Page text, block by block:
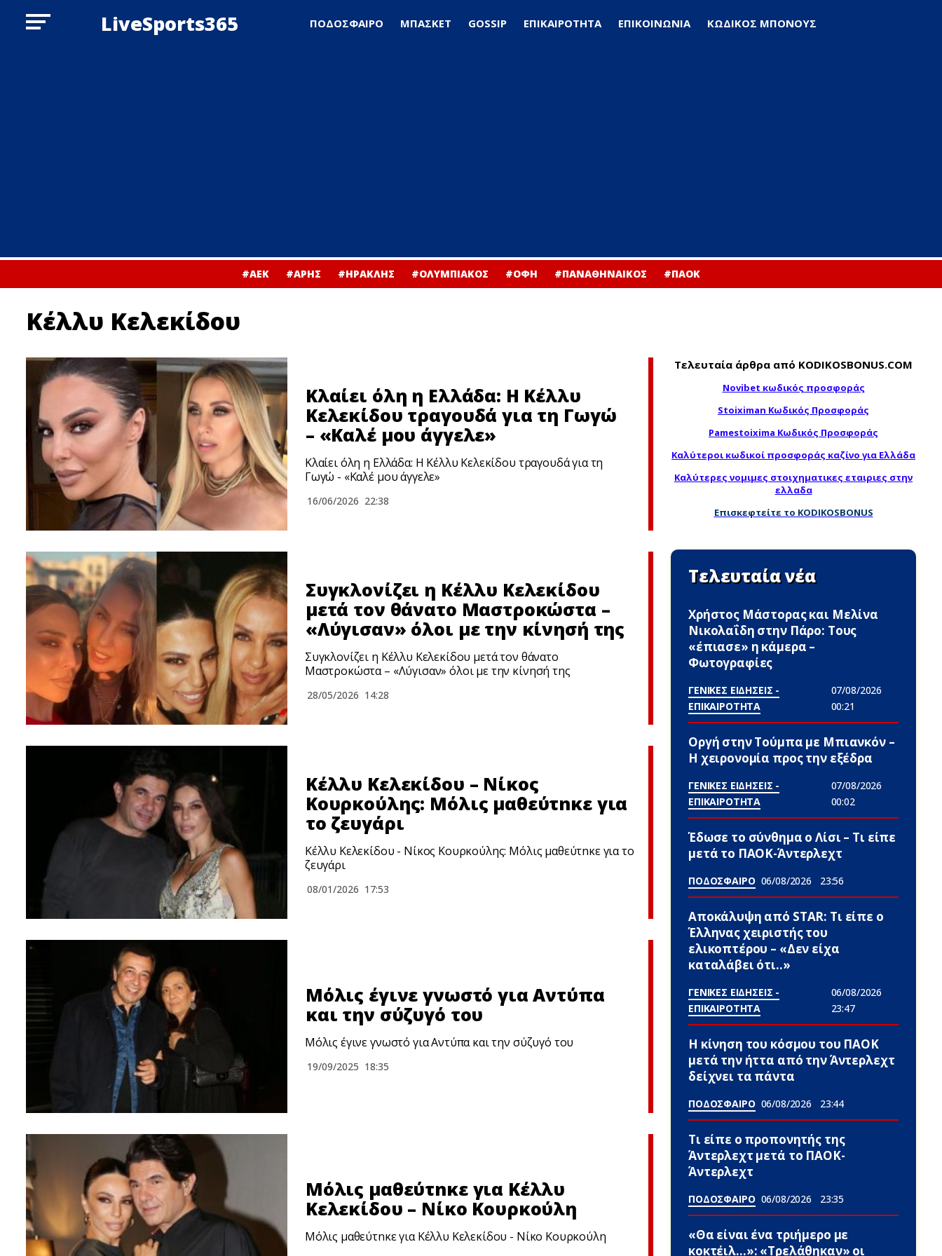
LiveSports365 ΠΟΔΟΣΦΑΙΡΟ ΜΠΑΣΚΕΤ GOSSIP ΕΠΙΚΑΙΡΟΤΗΤΑ ΕΠΙΚΟΙΝΩΝΙΑ ΚΩΔΙΚΟΣ ΜΠΟΝΟΥΣ
#ΑΕΚ #ΑΡΗΣ #ΗΡΑΚΛΗΣ #ΟΛΥΜΠΙΑΚΟΣ #ΟΦΗ #ΠΑΝΑΘΗΝΑΙΚΟΣ #ΠΑΟΚ
Κέλλυ Κελεκίδου
Κλαίει όλη η Ελλάδα: Η Κέλλυ
Κελεκίδου τραγουδά για τη Γωγώ
– «Καλέ μου άγγελε»
Κλαίει όλη η Ελλάδα: Η Κέλλυ Κελεκίδου τραγουδά για τη
Γωγώ - «Καλέ μου άγγελε»
16/06/2026 22:38
Συγκλονίζει η Κέλλυ Κελεκίδου
μετά τον θάνατο Μαστροκώστα –
«Λύγισαν» όλοι με την κίνησή της
Συγκλονίζει η Κέλλυ Κελεκίδου μετά τον θάνατο
Μαστροκώστα – «Λύγισαν» όλοι με την κίνησή της
28/05/2026 14:28
Κέλλυ Κελεκίδου – Νίκος
Κουρκούλης: Μόλις μαθεύτnκε για
το ζευγάρι
Κέλλυ Κελεκίδου - Νίκος Κουρκούλης: Μόλις μαθεύτnκε για το
ζευγάρι
08/01/2026 17:53
Μόλις έγινε γνωστό για Αντύπα
και την σύζυγό του
Μόλις έγινε γνωστό για Αντύπα και την σύζυγό του
19/09/2025 18:35
Μόλις μαθεύτnκε για Κέλλυ
Κελεκίδου – Νίκο Κουρκούλη
Μόλις μαθεύτnκε για Κέλλυ Κελεκίδου - Νίκο Κουρκούλη
Τελευταία άρθρα από KODIKOSBONUS.COM
Novibet κωδικός προσφοράς
Stoiximan Κωδικός Προσφοράς
Pamestoixima Κωδικός Προσφοράς
Καλύτεροι κωδικοί προσφοράς καζίνο για Ελλάδα
Καλύτερες νομιμες στοιχηματικες εταιριες στην
ελλαδα
Επισκεφτείτε το KODIKOSBONUS
Τελευταία νέα
Χρήστος Μάστορας και Μελίνα
Νικολαΐδη στην Πάρο: Τους
«έπιασε» η κάμερα –
Φωτογραφίες
ΓΕΝΙΚΕΣ ΕΙΔΗΣΕΙΣ -
ΕΠΙΚΑΙΡΟΤΗΤΑ
07/08/2026
00:21
Οργή στην Τούμπα με Μπιανκόν –
Η χειρονομία προς την εξέδρα
ΓΕΝΙΚΕΣ ΕΙΔΗΣΕΙΣ -
ΕΠΙΚΑΙΡΟΤΗΤΑ
07/08/2026
00:02
Έδωσε το σύνθημα ο Λίσι – Τι είπε
μετά το ΠΑΟΚ-Άντερλεχτ
ΠΟΔΟΣΦΑΙΡΟ 06/08/2026 23:56
Αποκάλυψη από STAR: Τι είπε ο
Έλληνας χειριστής του
ελικοπτέρου – «Δεν είχα
καταλάβει ότι..»
ΓΕΝΙΚΕΣ ΕΙΔΗΣΕΙΣ -
ΕΠΙΚΑΙΡΟΤΗΤΑ
06/08/2026
23:47
Η κίνηση του κόσμου του ΠΑΟΚ
μετά την ήττα από την Άντερλεχτ
δείχνει τα πάντα
ΠΟΔΟΣΦΑΙΡΟ 06/08/2026 23:44
Τι είπε ο προπονητής της
Άντερλεχτ μετά το ΠΑΟΚ-
Άντερλεχτ
ΠΟΔΟΣΦΑΙΡΟ 06/08/2026 23:35
«Θα είναι ένα τριήμερο με
κοκτέιλ…»: «Τρελάθηκαν» οι